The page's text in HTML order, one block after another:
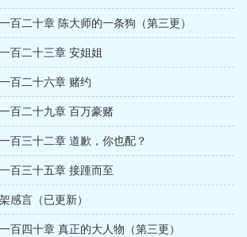
百二十章 陈大师的一条狗（第三更）
百二十三章 安姐姐
百二十六章 赌约
百二十九章 百万豪赌
百三十二章 道歉，你也配？
百三十五章 接踵而至
感言（已更新）
百四十章 真正的大人物（第三更）